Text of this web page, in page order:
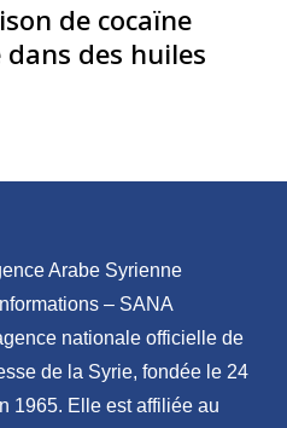
de cocaïne
des huiles
Arabe Syrienne
– SANA
nationale officielle de
de la Syrie, fondée le 24
1965. Elle est affiliée au